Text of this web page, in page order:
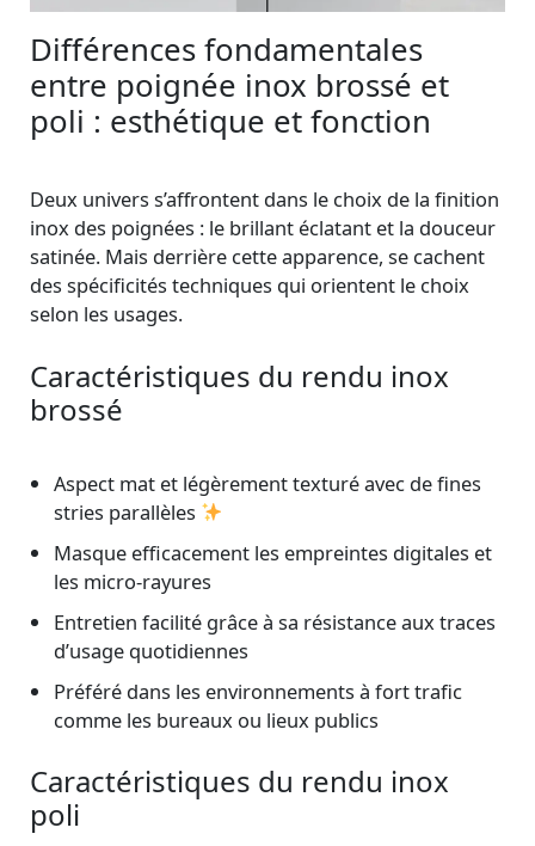
Différences fondamentales
entre poignée inox brossé et
poli : esthétique et fonction
Deux univers s’affrontent dans le choix de la finition
inox des poignées : le brillant éclatant et la douceur
satinée. Mais derrière cette apparence, se cachent
des spécificités techniques qui orientent le choix
selon les usages.
Caractéristiques du rendu inox
brossé
Aspect mat et légèrement texturé avec de fines
stries parallèles
Masque efficacement les empreintes digitales et
les micro-rayures
Entretien facilité grâce à sa résistance aux traces
d’usage quotidiennes
Préféré dans les environnements à fort trafic
comme les bureaux ou lieux publics
Caractéristiques du rendu inox
poli